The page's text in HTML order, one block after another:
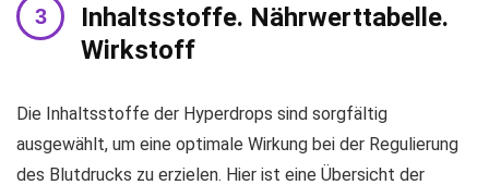
Inhaltsstoffe. Nährwerttabelle.
Wirkstoff
Die Inhaltsstoffe der Hyperdrops sind sorgfältig
ausgewählt, um eine optimale Wirkung bei der Regulierung
des Blutdrucks zu erzielen. Hier ist eine Übersicht der